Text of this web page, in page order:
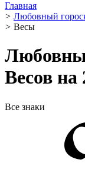
Главная
> Любовный
> Весы ️
Весов на
Все знаки